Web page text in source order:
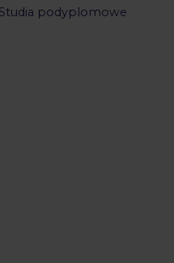
Studia podyplomowe